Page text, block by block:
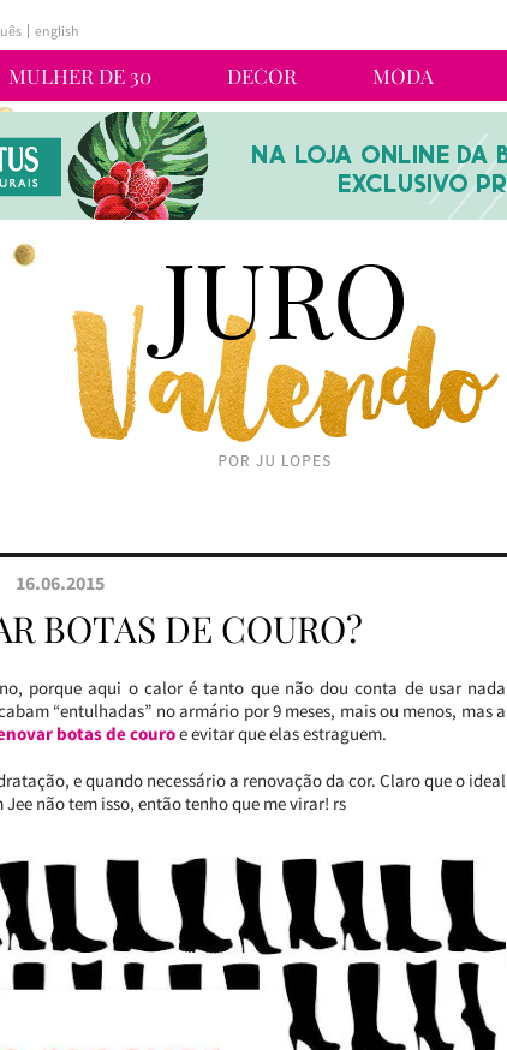
MULHER DE 30 DECOR MODA
english
16.06.2015
BOTAS DE COURO?
porque aqui o calor é tanto que não dou conta de usar nada
“entulhadas” no armário por 9 meses, mais ou menos, mas a
botas de couroe evitar que elas estraguem.
e quando necessário a renovação da cor. Claro que o ideal
não tem isso, então tenho que me virar! rs